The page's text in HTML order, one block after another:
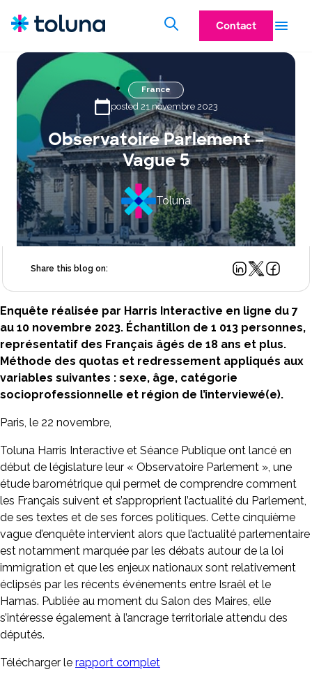
Contact
France
posted 21 novembre 2023
Observatoire Parlement –
Vague 5
Toluna
Share this blog on:
Enquête réalisée par Harris Interactive en ligne du 7
au 10 novembre 2023. Échantillon de 1 013 personnes,
représentatif des Français âgés de 18 ans et plus.
Méthode des quotas et redressement appliqués aux
variables suivantes : sexe, âge, catégorie
socioprofessionnelle et région de l’interviewé(e).
Paris, le 22 novembre,
Toluna Harris Interactive et Séance Publique ont lancé en
début de législature leur « Observatoire Parlement », une
étude barométrique qui permet de comprendre comment
les Français suivent et s’approprient l’actualité du Parlement,
de ses textes et de ses forces politiques. Cette cinquième
vague d’enquête intervient alors que l’actualité parlementaire
est notamment marquée par les débats autour de la loi
immigration et que les enjeux nationaux sont relativement
éclipsés par les récents événements entre Israël et le
Hamas. Publiée au moment du Salon des Maires, elle
s’intéresse également à l’ancrage territoriale attendu des
députés.
Télécharger le rapport complet